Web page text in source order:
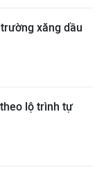
xăng dầu
lộ trình tự